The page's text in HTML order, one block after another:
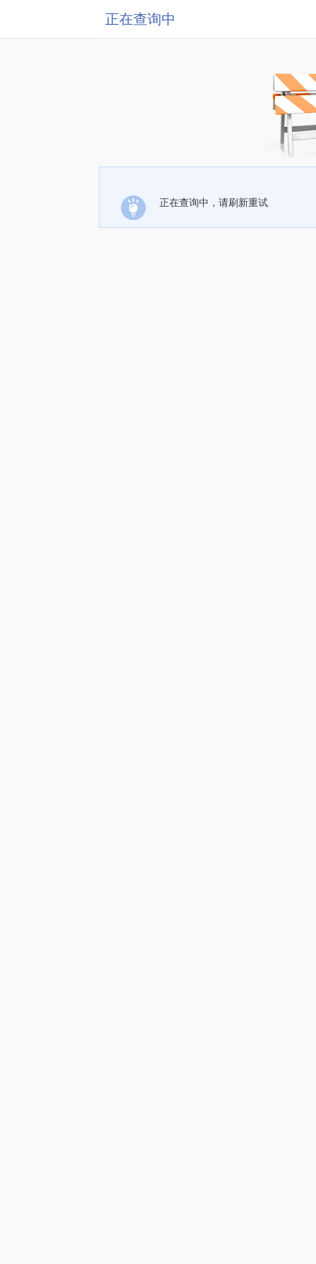
正在查询中
正在查询中，请刷新重试